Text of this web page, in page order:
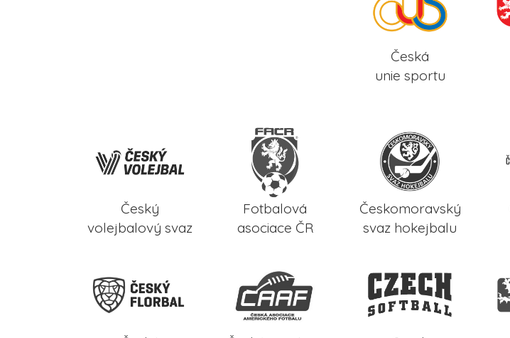
Česká
unie sportu
Český
volejbalový svaz
Fotbalová
asociace ČR
Českomoravský
svaz hokejbalu